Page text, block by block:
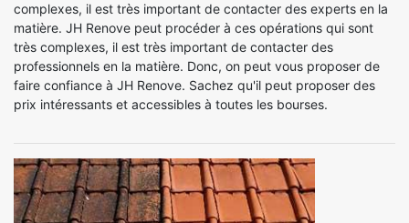
complexes, il est très important de contacter des experts en la
matière. JH Renove peut procéder à ces opérations qui sont
très complexes, il est très important de contacter des
professionnels en la matière. Donc, on peut vous proposer de
faire confiance à JH Renove. Sachez qu'il peut proposer des
prix intéressants et accessibles à toutes les bourses.